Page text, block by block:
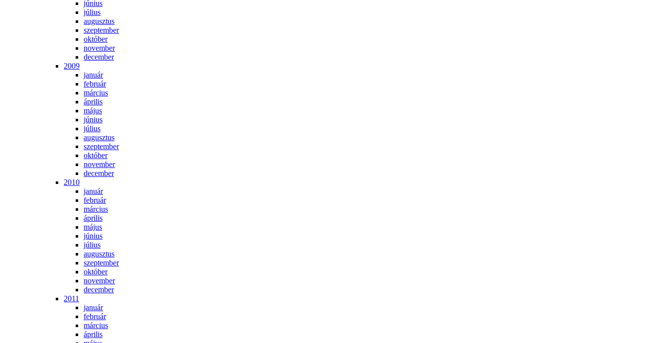
jú­ni­us
jú­li­us
au­gusz­tus
szep­tem­ber
ok­tó­ber
no­vem­ber
de­cem­ber
2009
ja­nu­ár
feb­ru­ár
már­ci­us
áp­ri­lis
má­jus
jú­ni­us
jú­li­us
au­gusz­tus
szep­tem­ber
ok­tó­ber
no­vem­ber
de­cem­ber
2010
ja­nu­ár
feb­ru­ár
már­ci­us
áp­ri­lis
má­jus
jú­ni­us
jú­li­us
au­gusz­tus
szep­tem­ber
ok­tó­ber
no­vem­ber
de­cem­ber
2011
ja­nu­ár
feb­ru­ár
már­ci­us
áp­ri­lis